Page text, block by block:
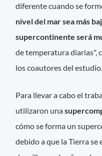
diferente cuando se
nivel del mar sea más
supercontinente será
de temperatura diarias",
los coautores del estudio.
Para llevar a cabo el
utilizaron una
cómo se forma un
debido a que la Tierra